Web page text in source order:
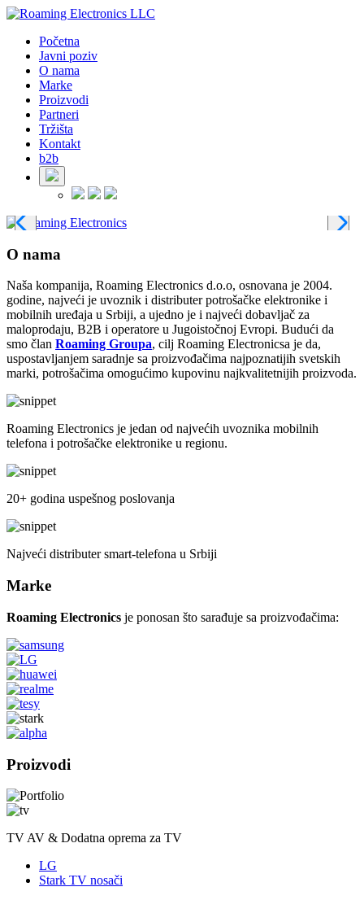
Početna
Javni poziv
O nama
Marke
Proizvodi
Partneri
Tržišta
Kontakt
b2b
O nama
Naša kompanija, Roaming Electronics d.o.o, osnovana je 2004.
godine, najveći je uvoznik i distributer potrošačke elektronike i
mobilnih uređaja u Srbiji, a ujedno je i najveći dobavljač za
maloprodaju, B2B i operatore u Jugoistočnoj Evropi. Budući da
smo član Roaming Groupa, cilj Roaming Electronicsa je da,
uspostavljanjem saradnje sa proizvođačima najpoznatijih svetskih
marki, potrošačima omogućimo kupovinu najkvalitetnijih proizvoda.
Roaming Electronics je jedan od najvećih uvoznika mobilnih
telefona i potrošačke elektronike u regionu.
20+ godina uspešnog poslovanja
Najveći distributer smart-telefona u Srbiji
Marke
Roaming Electronics je ponosan što sarađuje sa proizvođačima:
Proizvodi
TV AV & Dodatna oprema za TV
LG
Stark TV nosači